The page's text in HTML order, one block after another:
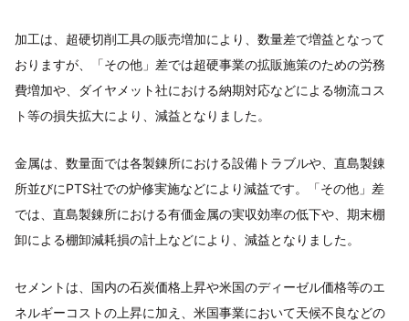
加工は、超硬切削工具の販売増加により、数量差で増益となって
おりますが、「その他」差では超硬事業の拡販施策のための労務
費増加や、ダイヤメット社における納期対応などによる物流コス
ト等の損失拡大により、減益となりました。
金属は、数量面では各製錬所における設備トラブルや、直島製錬
所並びにPTS社での炉修実施などにより減益です。「その他」差
では、直島製錬所における有価金属の実収効率の低下や、期末棚
卸による棚卸減耗損の計上などにより、減益となりました。
セメントは、国内の石炭価格上昇や米国のディーゼル価格等のエ
ネルギーコストの上昇に加え、米国事業において天候不良などの